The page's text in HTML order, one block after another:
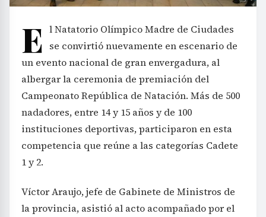
E l Natatorio Olímpico Madre de Ciudades
se convirtió nuevamente en escenario de
un evento nacional de gran envergadura, al
albergar la ceremonia de premiación del
Campeonato República de Natación. Más de 500
nadadores, entre 14 y 15 años y de 100
instituciones deportivas, participaron en esta
competencia que reúne a las categorías Cadete
1 y 2.
Víctor Araujo, jefe de Gabinete de Ministros de
la provincia, asistió al acto acompañado por el